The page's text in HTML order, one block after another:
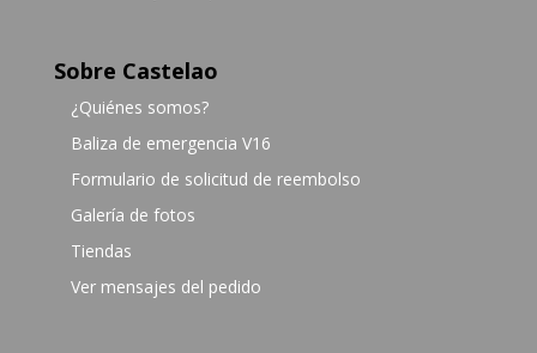
Sobre Castelao
¿Quiénes somos?
Baliza de emergencia V16
Formulario de solicitud de reembolso
Galería de fotos
Tiendas
Ver mensajes del pedido